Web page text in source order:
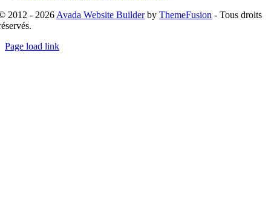
2012 - 2026 Avada Website BuilderbyThemeFusion - Tous droits
Page load link